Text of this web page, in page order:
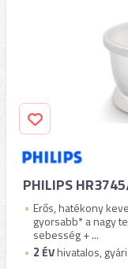
PHILIPS
Erős, hatékony
gyorsabb* a nagy
sebesség + ...
2 ÉVhivatalos,